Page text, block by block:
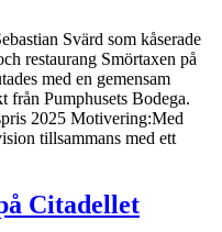
Svärd som kåserade
restaurang Smörtaxen på
med en gemensam
från Pumphusets Bodega.
2025 Motivering:Med
tillsammans med ett
Citadellet